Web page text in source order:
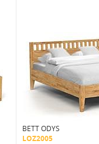
BETT ODYS
LOZ2005